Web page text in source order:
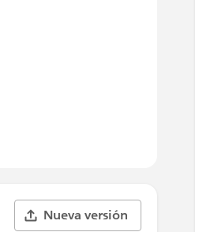
Nueva versión